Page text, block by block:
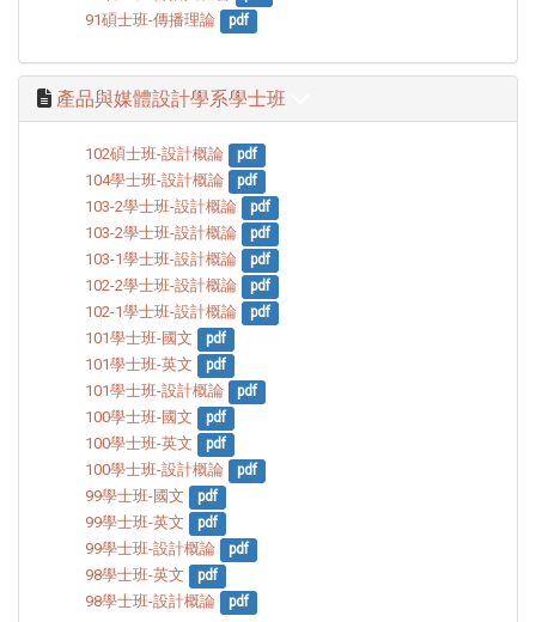
91碩士班-傳播理論 pdf
產品與媒體設計學系學士班
102碩士班-設計概論 pdf
104學士班-設計概論 pdf
103-2學士班-設計概論 pdf
103-2學士班-設計概論 pdf
103-1學士班-設計概論 pdf
102-2學士班-設計概論 pdf
102-1學士班-設計概論 pdf
101學士班-國文 pdf
101學士班-英文 pdf
101學士班-設計概論 pdf
100學士班-國文 pdf
100學士班-英文 pdf
100學士班-設計概論 pdf
99學士班-國文 pdf
99學士班-英文 pdf
99學士班-設計概論 pdf
98學士班-英文 pdf
98學士班-設計概論 pdf